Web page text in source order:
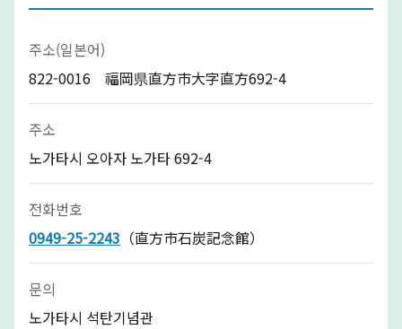
주소(일본어)
822-0016 福岡県直方市大字直方692-4
주소
노가타시 오아자 노가타 692-4
전화번호
0949-25-2243 （直方市石炭記念館）
문의
노가타시 석탄기념관